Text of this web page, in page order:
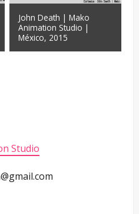
John Death | Mako
Animation Studio |
México, 2015
Studio